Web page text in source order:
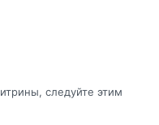
следуйте этим